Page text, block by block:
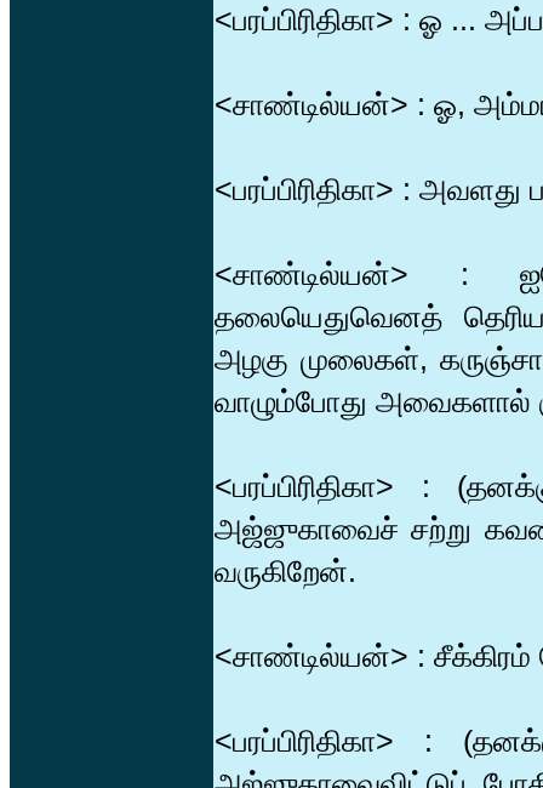
<பரப்பிரிதிகா> : ஓ ...
<சாண்டில்யன்> : ஓ,
<பரப்பிரிதிகா> :
<சாண்டில்யன்> :
தலையெதுவெனத்
அழகு முலைகள்,
வாழும்போது அவைகளால்
<பரப்பிரிதிகா> :
அஜ்ஜுகாவைச் சற்று
வருகிறேன்.
<சாண்டில்யன்> : சீக்கிரம்
<பரப்பிரிதிகா> :